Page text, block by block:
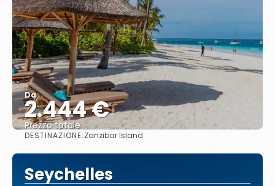
Da
2.444 €
Prezzo totale
Vedere
DESTINAZIONE:Zanzibar Island
Seychelles